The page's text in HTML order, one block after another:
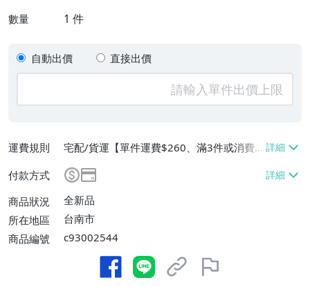
數量 1 件
自動出價 直接出價
運費規則
宅配/貨運【單件運費$260、滿3件或消費
滿$60000免運費】
付款方式
商品狀況
全新品
所在地區
台南市
商品編號
c93002544